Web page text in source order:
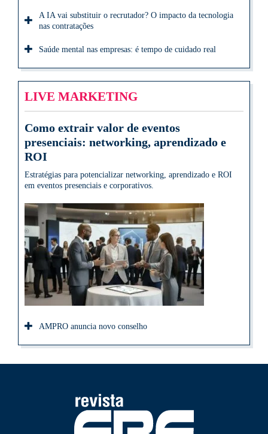
A IA vai substituir o recrutador? O impacto da tecnologia
nas contratações
Saúde mental nas empresas: é tempo de cuidado real
LIVE MARKETING
Como extrair valor de eventos
presenciais: networking, aprendizado e
ROI
Estratégias para potencializar networking, aprendizado e ROI
em eventos presenciais e corporativos.
AMPRO anuncia novo conselho